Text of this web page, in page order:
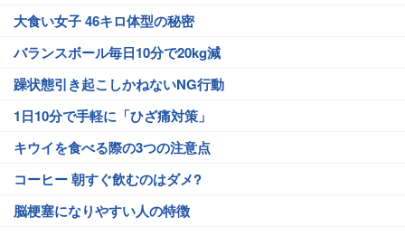
大食い女子 46キロ体型の秘密
バランスボール毎日10分で20kg減
躁状態引き起こしかねないNG行動
1日10分で手軽に「ひざ痛対策」
キウイを食べる際の3つの注意点
コーヒー 朝すぐ飲むのはダメ?
脳梗塞になりやすい人の特徴